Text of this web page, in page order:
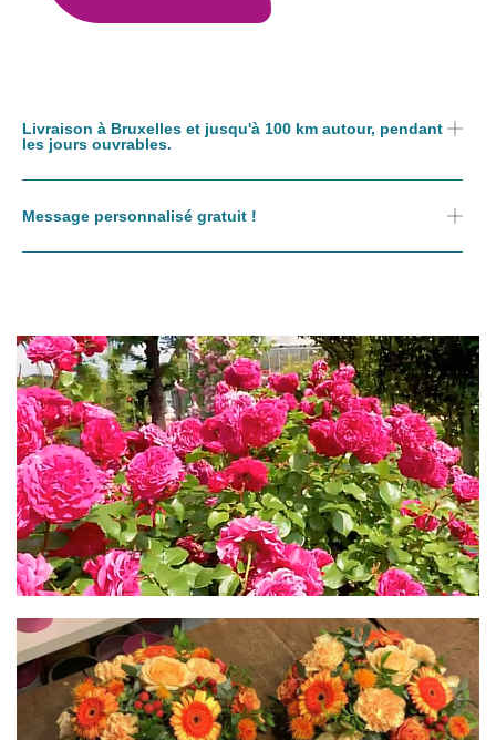
Livraison à Bruxelles et jusqu'à 100 km autour, pendant
les jours ouvrables.
Message personnalisé gratuit !